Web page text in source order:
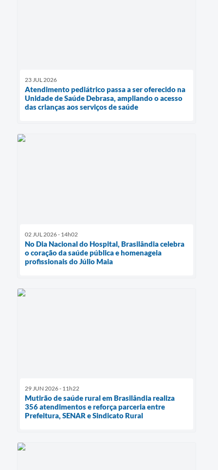
23 JUL 2026
Atendimento pediátrico passa a ser oferecido na
Unidade de Saúde Debrasa, ampliando o acesso
das crianças aos serviços de saúde
02 JUL 2026 - 14h02
No Dia Nacional do Hospital, Brasilândia celebra
o coração da saúde pública e homenageia
profissionais do Júlio Maia
29 JUN 2026 - 11h22
Mutirão de saúde rural em Brasilândia realiza
356 atendimentos e reforça parceria entre
Prefeitura, SENAR e Sindicato Rural